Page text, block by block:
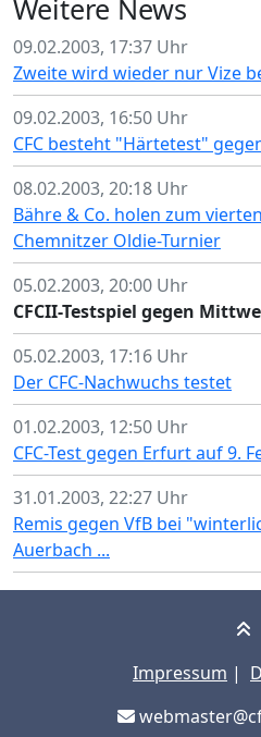
Weitere News
09.02.2003, 17:37 Uhr
Zweite wird wieder nur Vize
09.02.2003, 16:50 Uhr
CFC besteht "Härtetest"
08.02.2003, 20:18 Uhr
Bähre & Co. holen zum
Chemnitzer Oldie-Turnier
05.02.2003, 20:00 Uhr
CFCII-Testspiel gegen
05.02.2003, 17:16 Uhr
Der CFC-Nachwuchs testet
01.02.2003, 12:50 Uhr
CFC-Test gegen Erfurt auf 9.
31.01.2003, 22:27 Uhr
Remis gegen VfB bei
Auerbach ...
Impressum |